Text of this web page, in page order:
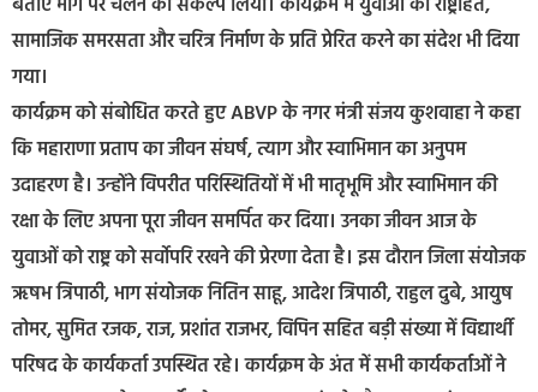
बताए मार्ग पर चलने का संकल्प लिया। कार्यक्रम में युवाओं को राष्ट्रहित,
सामाजिक समरसता और चरित्र निर्माण के प्रति प्रेरित करने का संदेश भी दिया
गया।
कार्यक्रम को संबोधित करते हुए ABVP के नगर मंत्री संजय कुशवाहा ने कहा
कि महाराणा प्रताप का जीवन संघर्ष, त्याग और स्वाभिमान का अनुपम
उदाहरण है। उन्होंने विपरीत परिस्थितियों में भी मातृभूमि और स्वाभिमान की
रक्षा के लिए अपना पूरा जीवन समर्पित कर दिया। उनका जीवन आज के
युवाओं को राष्ट्र को सर्वोपरि रखने की प्रेरणा देता है। इस दौरान जिला संयोजक
ऋषभ त्रिपाठी, भाग संयोजक नितिन साहू, आदेश त्रिपाठी, राहुल दुबे, आयुष
तोमर, सुमित रजक, राज, प्रशांत राजभर, विपिन सहित बड़ी संख्या में विद्यार्थी
परिषद के कार्यकर्ता उपस्थित रहे। कार्यक्रम के अंत में सभी कार्यकर्ताओं ने